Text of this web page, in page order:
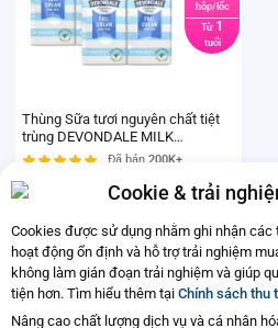
hộp/lốc
Từ 1
tuổi
Thùng Sữa tươi nguyên chất tiệt
trùng DEVONDALE MILK
(DEVONDALE FULL CREAM MILK)
Đã bán 200K+
363.800đ -15%
Cookie & trải
Cookies được sử dụng nhằm ghi nhận
hoạt động ổn định và hỗ trợ trải nghiệm
không làm gián đoạn trải nghiệm và giúp
tiện hơn. Tìm hiểu thêm tại Chính sách thu
Nâng cao chất lượng dịch vụ và cá nhân